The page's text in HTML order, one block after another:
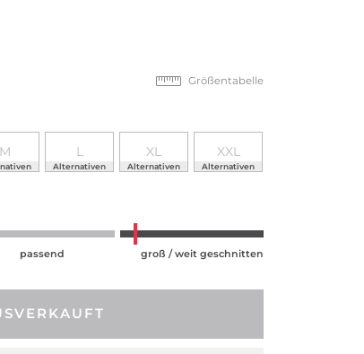
Größentabelle
M L
Alternativen
XL
Alternativen
XXL
Alternativen
passend groß / weit geschnitten